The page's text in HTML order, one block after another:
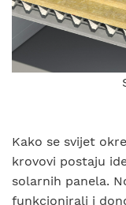
Kako se svijet
krovovi postaju
solarnih panela.
funkcionirali i